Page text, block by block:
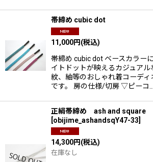
帯締め cubic dot
11,000円(税込)
帯締め cubic dot ベースカラー
イトドットが映えるカジュアル
紋、紬等のおしゃれ着コーディ
です。 房の仕様/切房 ▽ピーコ…
正絹帯締め ash and square
[obijime_ashandsqY47-33]
14,300円(税込)
在庫なし